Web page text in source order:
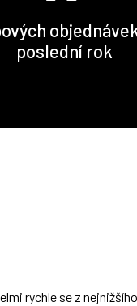
poslední rok
rychle se z